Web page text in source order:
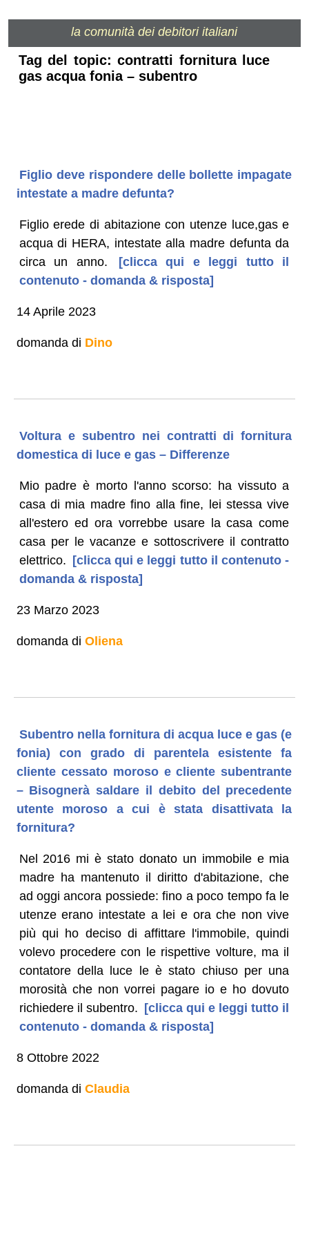
la comunità dei debitori italiani
Tag del topic: contratti fornitura luce
gas acqua fonia – subentro
Figlio deve rispondere delle bollette impagate
intestate a madre defunta?
Figlio erede di abitazione con utenze luce,gas e
acqua di HERA, intestate alla madre defunta da
circa un anno.
[clicca qui e leggi tutto il
contenuto - domanda & risposta]
14 Aprile 2023
domanda di Dino
Voltura e subentro nei contratti di fornitura
domestica di luce e gas – Differenze
Mio padre è morto l'anno scorso: ha vissuto a
casa di mia madre fino alla fine, lei stessa vive
all'estero ed ora vorrebbe usare la casa come
casa per le vacanze e sottoscrivere il contratto
elettrico. [clicca qui e leggi tutto il contenuto -
domanda & risposta]
23 Marzo 2023
domanda di Oliena
Subentro nella fornitura di acqua luce e gas (e
fonia) con grado di parentela esistente fa
cliente cessato moroso e cliente subentrante
– Bisognerà saldare il debito del precedente
utente moroso a cui è stata disattivata la
fornitura?
Nel 2016 mi è stato donato un immobile e mia
madre ha mantenuto il diritto d'abitazione, che
ad oggi ancora possiede: fino a poco tempo fa le
utenze erano intestate a lei e ora che non vive
più qui ho deciso di affittare l'immobile, quindi
volevo procedere con le rispettive volture, ma il
contatore della luce le è stato chiuso per una
morosità che non vorrei pagare io e ho dovuto
richiedere il subentro. [clicca qui e leggi tutto il
contenuto - domanda & risposta]
8 Ottobre 2022
domanda di Claudia